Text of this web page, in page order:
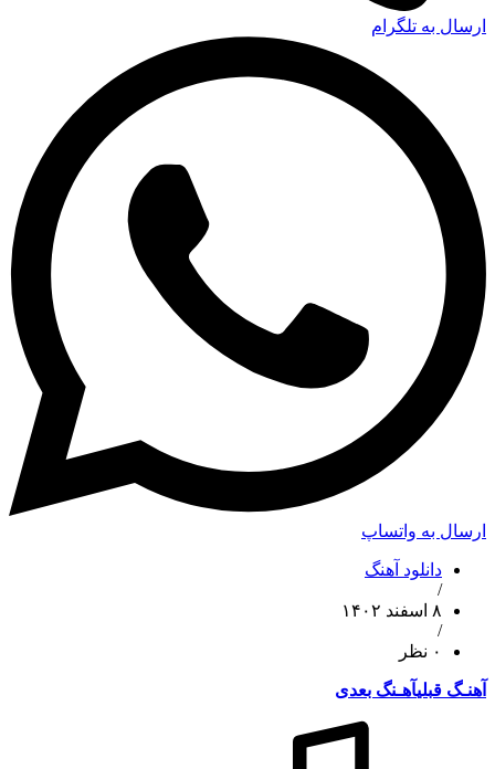
ارسال به تلگرام
ارسال به واتساپ
دانلود آهنگ
/
۸ اسفند ۱۴۰۲
/
۰ نظر
آهنـگ قبلیآهـنگ بعدی